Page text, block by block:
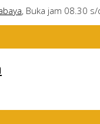
, Buka jam 08.30